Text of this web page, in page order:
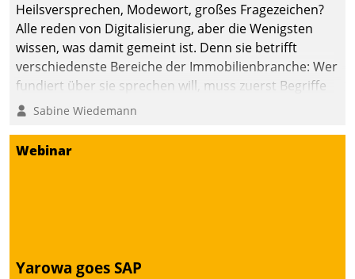
Heilsversprechen, Modewort, großes Fragezeichen?
Alle reden von Digitalisierung, aber die Wenigsten
wissen, was damit gemeint ist. Denn sie betrifft
verschiedenste Bereiche der Immobilienbranche: Wer
fundiert über sie sprechen will, muss zuerst Begriffe
klären. Ein Aspekt ist die betriebliche Optimierung:
Einsparungen durch optimierte und automatisierte
Sabine Wiedemann
Webinar
Yarowa goes SAP